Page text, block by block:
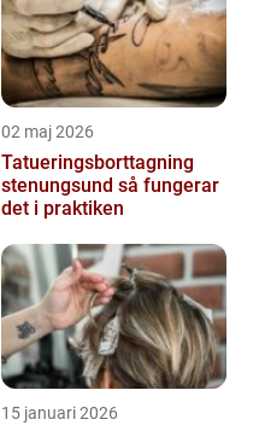
02 maj 2026
Tatueringsborttagning
stenungsund så fungerar
det i praktiken
15 januari 2026